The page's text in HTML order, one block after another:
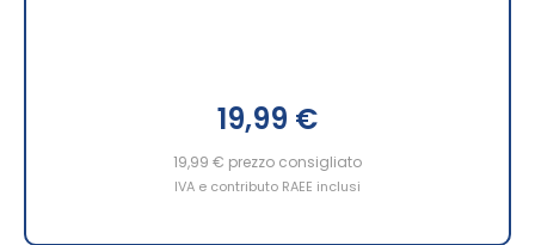
19,99 €
19,99 € prezzo consigliato
IVA e contributo RAEE inclusi